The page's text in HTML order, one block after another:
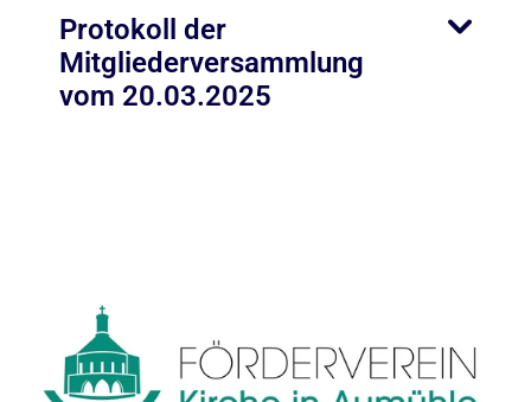
Protokoll der
Mitgliederversammlung
vom 20.03.2025